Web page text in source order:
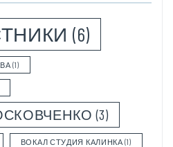
(6)
(1)
(3)
ВОКАЛ СТУДИЯ КАЛИНКА (1)